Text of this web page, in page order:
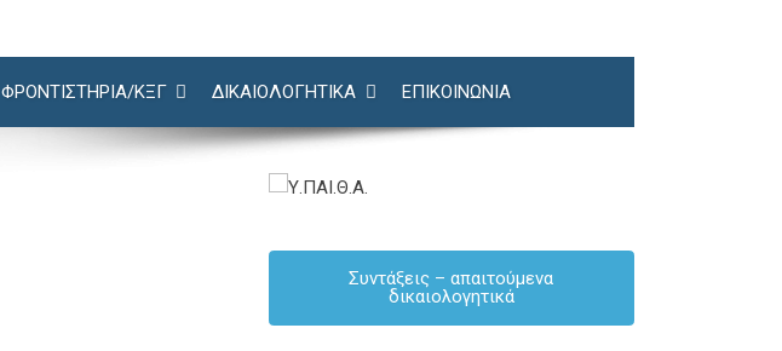
ΦΡΟΝΤΙΣΤΉΡΙΑ/KΞΓ ΔΙΚΑΙΟΛΟΓΗΤΙΚΆ ΕΠΙΚΟΙΝΩΝΊΑ
Συντάξεις – απαιτούμενα
δικαιολογητικά